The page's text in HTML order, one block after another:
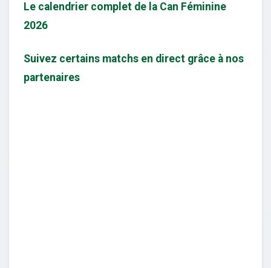
Le calendrier complet de la Can Féminine
2026
Suivez certains matchs en direct grâce à nos
partenaires